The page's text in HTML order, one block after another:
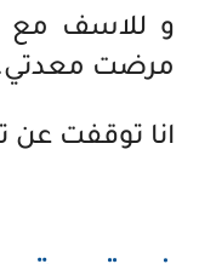
و للاسف مع
مرضت
انا توقفت عن